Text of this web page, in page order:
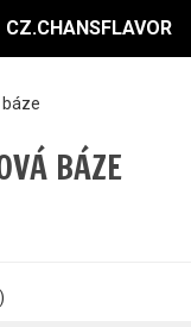
CZ.CHANSFLAVOR
báze
BÁZE